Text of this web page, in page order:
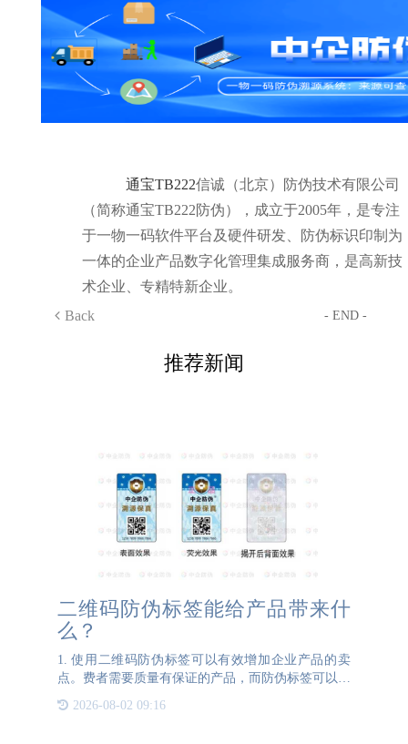
通宝TB222信诚（北京）防伪技术有限公司
（简称通宝TB222防伪），成立于2005年，是专注
于一物一码软件平台及硬件研发、防伪标识印制为
一体的企业产品数字化管理集成服务商，是高新技
术企业、专精特新企业。
Back
- END -
推荐新闻
二维码防伪标签能给产品带来什
么？
1. 使用二维码防伪标签可以有效增加企业产品的卖
点。费者需要质量有保证的产品，而防伪标签可以有
使消费者更加信任企业。2. 使用二维码防伪标签的
2026-08-02 09:16